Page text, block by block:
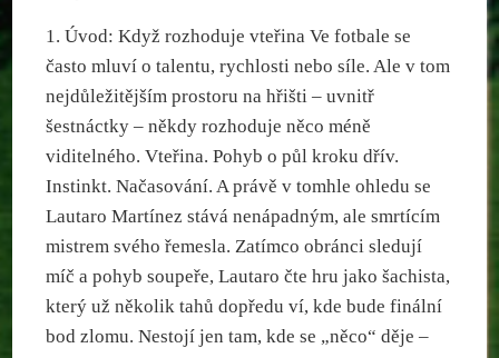
1. Úvod: Když rozhoduje vteřina Ve fotbale se
často mluví o talentu, rychlosti nebo síle. Ale v tom
nejdůležitějším prostoru na hřišti – uvnitř
šestnáctky – někdy rozhoduje něco méně
viditelného. Vteřina. Pohyb o půl kroku dřív.
Instinkt. Načasování. A právě v tomhle ohledu se
Lautaro Martínez stává nenápadným, ale smrtícím
mistrem svého řemesla. Zatímco obránci sledují
míč a pohyb soupeře, Lautaro čte hru jako šachista,
který už několik tahů dopředu ví, kde bude finální
bod zlomu. Nestojí jen tam, kde se „něco“ děje –